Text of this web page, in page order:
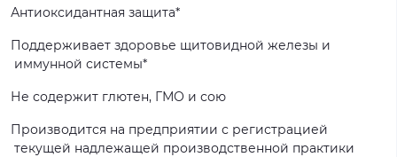
Антиоксидантная защита*
Поддерживает здоровье щитовидной железы и
иммунной системы*
Не содержит глютен, ГМО и сою
Производится на предприятии с регистрацией
текущей надлежащей производственной практики